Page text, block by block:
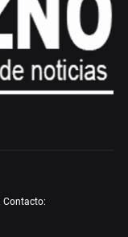
Contacto: